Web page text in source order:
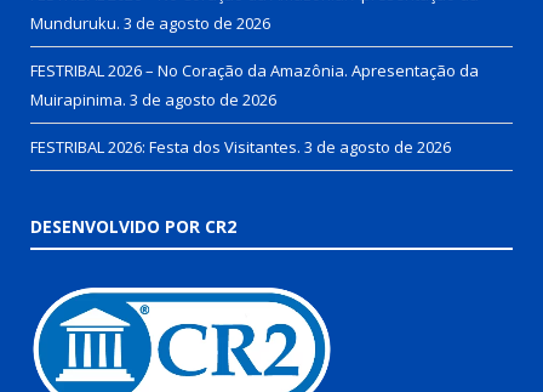
Munduruku. 3 de agosto de 2026
FESTRIBAL 2026 – No Coração da Amazônia. Apresentação da
Muirapinima. 3 de agosto de 2026
FESTRIBAL 2026: Festa dos Visitantes. 3 de agosto de 2026
DESENVOLVIDO POR CR2